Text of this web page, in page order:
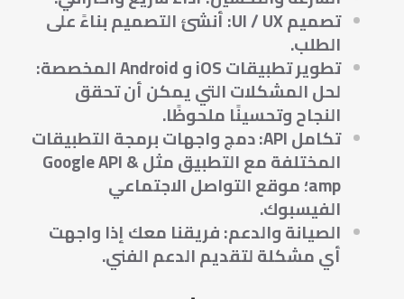
تصميم UI / UX: أنشئ التصميم بناءً على
الطلب.
تطوير تطبيقات iOS و Android المخصصة:
لحل المشكلات التي يمكن أن تحقق
النجاح وتحسينًا ملحوظًا.
تكامل API: دمج واجهات برمجة التطبيقات
المختلفة مع التطبيق مثل Google API &
amp؛ موقع التواصل الاجتماعي
الفيسبوك.
الصيانة والدعم: فريقنا معك إذا واجهت
أي مشكلة لتقديم الدعم الفني.